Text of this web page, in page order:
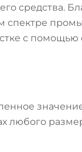
средства.
с
любого